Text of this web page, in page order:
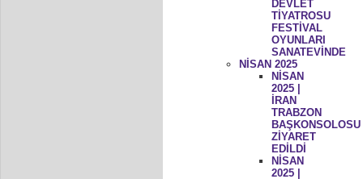
DEVLET
TİYATROSU
FESTİVAL
OYUNLARI
SANATEVİNDE
NİSAN 2025
NİSAN
2025 |
İRAN
TRABZON
BAŞKONSOLOSU
ZİYARET
EDİLDİ
NİSAN
2025 |